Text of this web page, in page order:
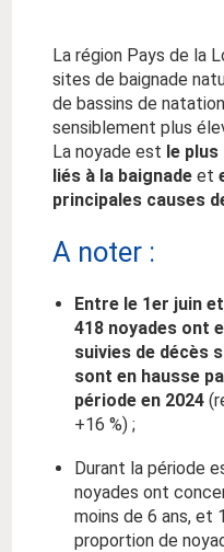
La région Pays de la
sites de baignade
de bassins de
sensiblement plus
La noyade est le
liés à la baignade et
principales causes
A noter :
Entre le 1er juin
418 noyades ont
suivies de décès
sont en hausse
période en 2024
+16 %) ;
Durant la période
noyades ont
moins de 6 ans, et
proportion de